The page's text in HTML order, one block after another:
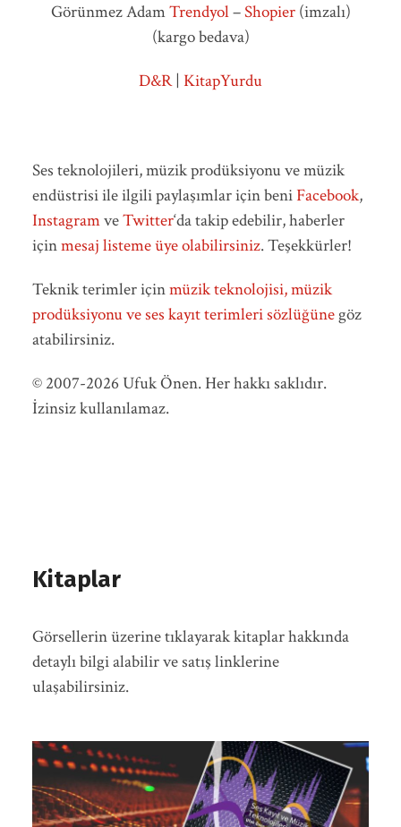
Görünmez AdamTrendyol–Shopier(imzalı)
(kargo bedava)
D&R| KitapYurdu
Ses teknolojileri, müzik prodüksiyonu ve müzik
endüstrisi ile ilgili paylaşımlar için beni Facebook,
InstagramveTwitter‘da takip edebilir, haberler
içinmesaj listeme üye olabilirsiniz. Teşekkürler!
Teknik terimler içinmüzik teknolojisi, müzik
prodüksiyonu ve ses kayıt terimleri sözlüğünegöz
atabilirsiniz.
© 2007-2026 Ufuk Önen. Her hakkı saklıdır.
İzinsiz kullanılamaz.
Kitaplar
Görsellerin üzerine tıklayarak kitaplar hakkında
detaylı bilgi alabilir ve satış linklerine
ulaşabilirsiniz.